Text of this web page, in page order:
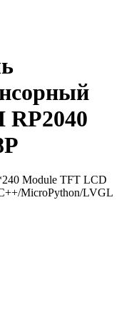
RP2040
Module TFT LCD
MicroPython/LVGL